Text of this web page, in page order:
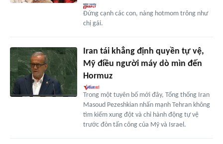
Đứng cạnh các con, nàng hotmom trông như
chị gái.
Iran tái khẳng định quyền tự vệ,
Mỹ điều người máy dò mìn đến
Hormuz
Trong một tuyên bố mới đây, Tổng thống Iran
Masoud Pezeshkian nhấn mạnh Tehran không
tìm kiếm xung đột và chỉ hành động tự vệ
trước đòn tấn công của Mỹ và Israel.